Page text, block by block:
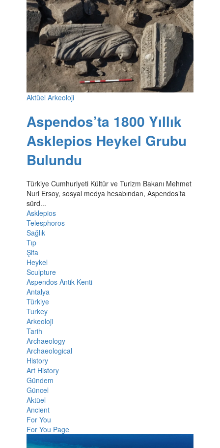
Aktüel Arkeoloji
Aspendos’ta 1800 Yıllık
Asklepios Heykel Grubu
Bulundu
Türkiye Cumhuriyeti Kültür ve Turizm Bakanı Mehmet
Nuri Ersoy, sosyal medya hesabından, Aspendos’ta
sürd...
Asklepios
Telesphoros
Sağlık
Tıp
Şifa
Heykel
Sculpture
Aspendos Antik Kenti
Antalya
Türkiye
Turkey
Arkeoloji
Tarih
Archaeology
Archaeological
History
Art History
Gündem
Güncel
Aktüel
Ancient
For You
For You Page